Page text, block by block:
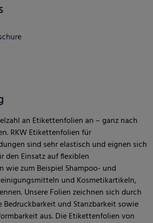
an Etikettenfolien an – ganz nach
RKW Etikettenfolien für
sind sehr elastisch und eignen sich
den Einsatz auf flexiblen
wie zum Beispiel Shampoo- und
und Kosmetikartikeln,
Unsere Folien zeichnen sich durch
Bedruckbarkeit und Stanzbarkeit sowie
aus. Die Etikettenfolien von